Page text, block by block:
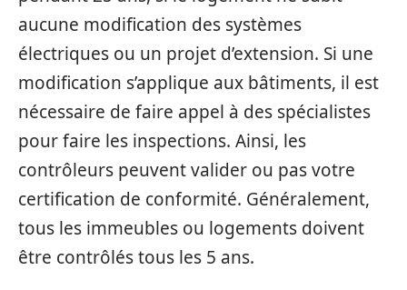
aucune modification des systèmes
électriques ou un projet d’extension. Si une
modification s’applique aux bâtiments, il est
nécessaire de faire appel à des spécialistes
pour faire les inspections. Ainsi, les
contrôleurs peuvent valider ou pas votre
certification de conformité. Généralement,
tous les immeubles ou logements doivent
être contrôlés tous les 5 ans.